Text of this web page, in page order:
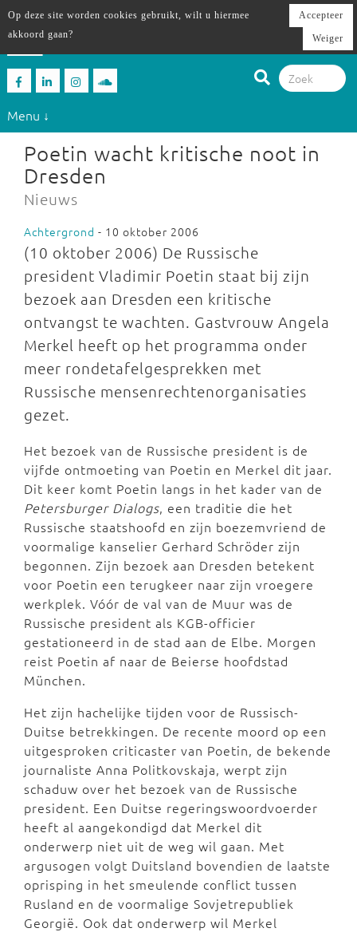
Menu ↓
Poetin wacht kritische noot in
Dresden
Nieuws
Achtergrond - 10 oktober 2006
(10 oktober 2006) De Russische
president Vladimir Poetin staat bij zijn
bezoek aan Dresden een kritische
ontvangst te wachten. Gastvrouw Angela
Merkel heeft op het programma onder
meer rondetafelgesprekken met
Russische mensenrechtenorganisaties
gezet.
Het bezoek van de Russische president is de
vijfde ontmoeting van Poetin en Merkel dit jaar.
Dit keer komt Poetin langs in het kader van de
Petersburger Dialogs, een traditie die het
Russische staatshoofd en zijn boezemvriend de
voormalige kanselier Gerhard Schröder zijn
begonnen. Zijn bezoek aan Dresden betekent
voor Poetin een terugkeer naar zijn vroegere
werkplek. Vóór de val van de Muur was de
Russische president als KGB-officier
gestationeerd in de stad aan de Elbe. Morgen
reist Poetin af naar de Beierse hoofdstad
München.
Het zijn hachelijke tijden voor de Russisch-
Duitse betrekkingen. De recente moord op een
uitgesproken criticaster van Poetin, de bekende
journaliste Anna Politkovskaja, werpt zijn
schaduw over het bezoek van de Russische
president. Een Duitse regeringswoordvoerder
heeft al aangekondigd dat Merkel dit
onderwerp niet uit de weg wil gaan. Met
argusogen volgt Duitsland bovendien de laatste
oprisping in het smeulende conflict tussen
Rusland en de voormalige Sovjetrepubliek
Georgië. Ook dat onderwerp wil Merkel
Op deze site worden cookies gebruikt, wilt u hiermee
akkoord gaan?
Accepteer
Weiger